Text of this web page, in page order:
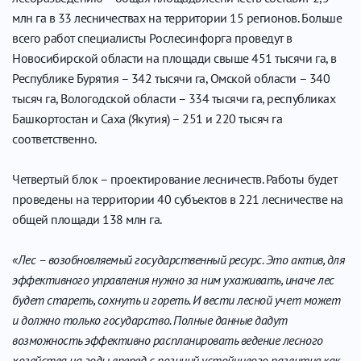
млн га в 33 лесничествах на территории 15 регионов. Больше
всего работ специалисты Рослесинфорга проведут в
Новосибирской области на площади свыше 451 тысячи га, в
Республике Бурятия – 342 тысячи га, Омской области – 340
тысяч га, Вологодской области – 334 тысячи га, республиках
Башкортостан и Саха (Якутия) – 251 и 220 тысяч га
соответственно.
Четвертый блок – проектирование лесничеств. Работы будет
проведены на территории 40 субъектов в 221 лесничестве на
общей площади 138 млн га.
«Лес – возобновляемый государственный ресурс. Это актив, для
эффективного управления нужно за ним ухаживать, иначе лес
будет стареть, сохнуть и гореть. И вести лесной учет может
и должно только государство. Полные данные дадут
возможность эффективно распланировать ведение лесного